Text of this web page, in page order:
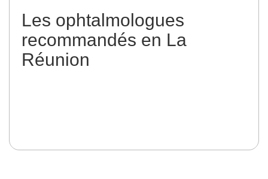
Les ophtalmologues
recommandés en La
Réunion